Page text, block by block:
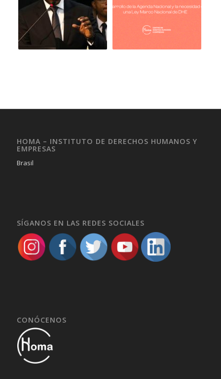
HOMA – INSTITUTO DE DERECHOS HUMANOS Y
EMPRESAS
Brasil
SÍGANOS EN LAS REDES SOCIALES
CONÓCENOS